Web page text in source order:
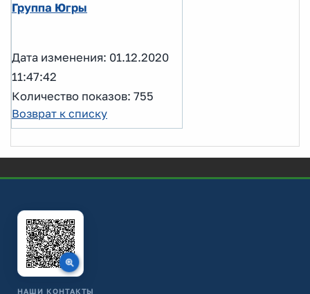
Группа Югры
Дата изменения: 01.12.2020
11:47:42
Количество показов: 755
Возврат к списку
НАШИ КОНТАКТЫ